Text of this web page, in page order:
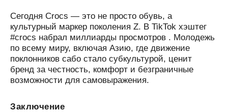
Сегодня Crocs — это не просто обувь, а
культурный маркер поколения Z. В TikTok хэштег
#crocs набрал миллиарды просмотров . Молодежь
по всему миру, включая Азию, где движение
поклонников сабо стало субкультурой, ценит
бренд за честность, комфорт и безграничные
возможности для самовыражения.
Заключение